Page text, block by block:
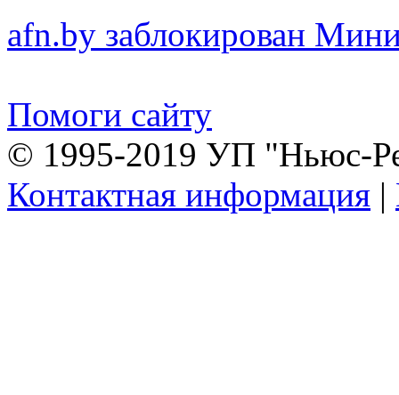
afn.by заблокирован
Помоги сайту
© 1995-2019 УП "Ньюс-
Контактная информация |